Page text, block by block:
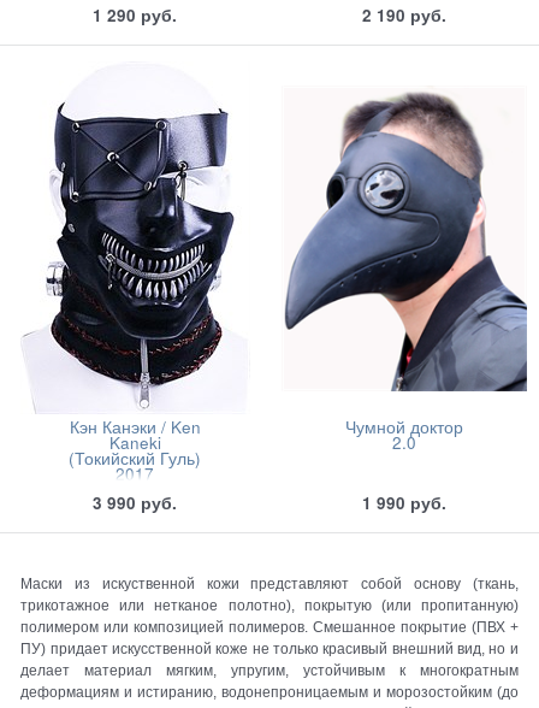
1 290 руб. 2 190 руб.
Кэн Канэки / Ken
Kaneki
(Токийский Гуль)
2017
3 990 руб.
Чумной доктор
2.0
1 990 руб.
Маски из искуственной кожи представляют собой основу (ткань,
трикотажное или нетканое полотно), покрытую (или пропитанную)
полимером или композицией полимеров. Смешанное покрытие (ПВХ +
ПУ) придает искусственной коже не только красивый внешний вид, но и
делает материал мягким, упругим, устойчивым к многократным
деформациям и истиранию, водонепроницаемым и морозостойким (до